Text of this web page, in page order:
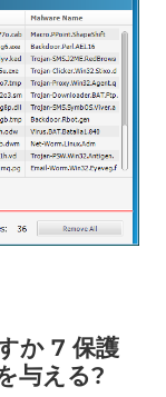
か 7 保護
与える?